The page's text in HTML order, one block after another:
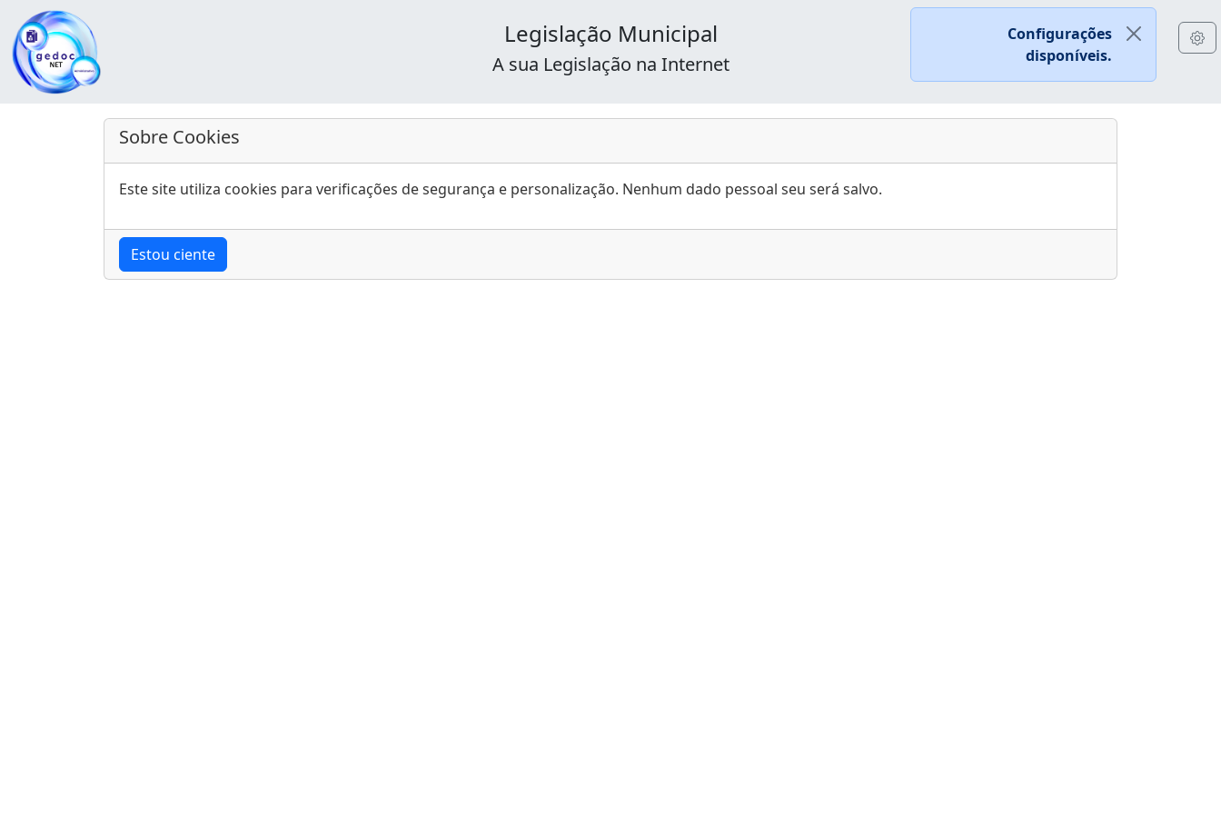
Legislação Municipal
A sua Legislação na Internet
Configurações
disponíveis.
Sobre Cookies
Este site utiliza cookies para verificações de segurança e personalização. Nenhum dado pessoal seu será salvo.
Estou ciente